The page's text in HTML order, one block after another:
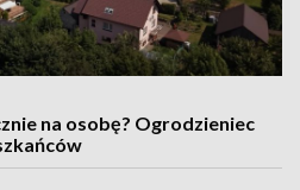
na osobę? Ogrodzieniec